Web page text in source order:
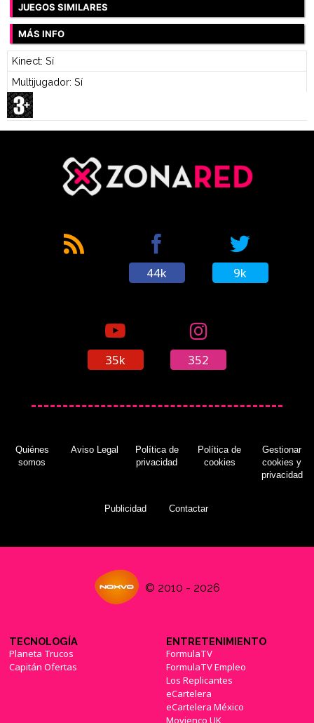
JUEGOS SIMILARES
MÁS INFO
Kinect: Sí
Multijugador: Sí
44k 9k
35k 352
Quiénes
somos
Aviso Legal
Política de
privacidad
Política de
cookies
Gestionar
cookies y
privacidad
Publicidad Contactar
© 2010 - 2026
TECNOLOGÍA
Planeta Trucos
Capitán Ofertas
ENTRETENIMIENTO
FormulaTV
FormulaTV Empleo
Los Replicantes
eCartelera
eCartelera México
Movienco UK